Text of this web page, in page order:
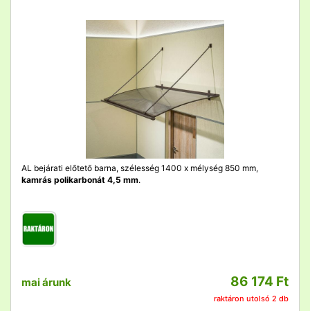
AL bejárati előtető barna, szélesség 1400 x mélység 850 mm,
kamrás polikarbonát 4,5 mm.
mai árunk 86 174 Ft
raktáron utolsó 2 db